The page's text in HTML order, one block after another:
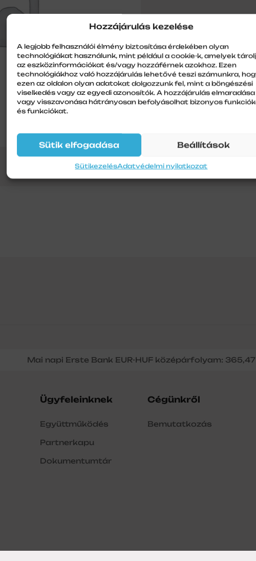
Hozzájárulás kezelése
A legjobb felhasználói élmény biztosítása érdekében olyan
technológiákat használunk, mint például a cookie-k, amelyek
az eszközinformációkat és/vagy hozzáférnek azokhoz. Ezen
technológiákhoz való hozzájárulás lehetővé teszi számunkra,
ezen az oldalon olyan adatokat dolgozzunk fel, mint a böngészési
viselkedés vagy az egyedi azonosítók. A hozzájárulás elmaradása
vagy visszavonása hátrányosan befolyásolhat bizonyos
és funkciókat.
Sütik elfogadása Beállítások
SütikezelésAdatvédelmi nyilatkozat
Mai napi Erste Bank EUR-HUF középárfolyam: 365,47
Ügyfeleinknek
Együttműködés
Partnerkapu
Dokumentumtár
Cégünkről
Bemutatkozás